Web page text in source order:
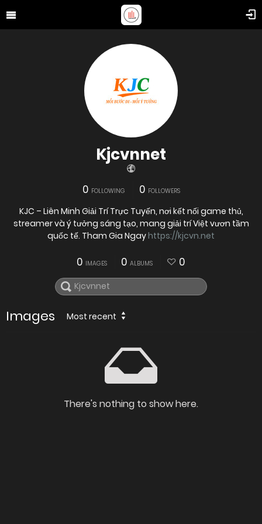
Kjcvnnet
0 FOLLOWING 0 FOLLOWERS
KJC – Liên Minh Giải Trí Trực Tuyến, nơi kết nối game thủ,
streamer và ý tưởng sáng tạo, mang giải trí Việt vươn tầm
quốc tế. Tham Gia Ngayhttps://kjcvn.net
0 IMAGES 0 ALBUMS 0
Images Most recent
There's nothing to show here.